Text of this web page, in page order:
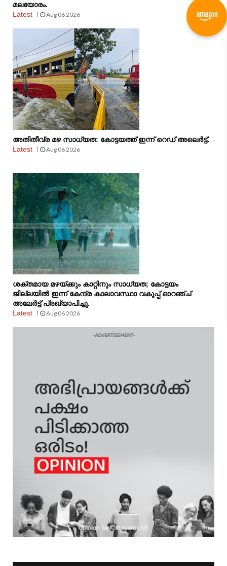
മലയോരം.
Latest
Aug 06 2026
അതിതീവ്ര മഴ സാധ്യത: കോട്ടയത്ത് ഇന്ന് റെഡ് അലെർട്ട്.
Latest
Aug 06 2026
ശക്തമായ മഴയ്ക്കും കാറ്റിനും സാധ്യത; കോട്ടയം
ജില്ലയിൽ ഇന്ന് കേന്ദ്ര കാലാവസ്ഥാ വകുപ്പ് ഓറഞ്ച്
അലേർട്ട് പ്രഖ്യാപിച്ചു.
Latest
Aug 06 2026